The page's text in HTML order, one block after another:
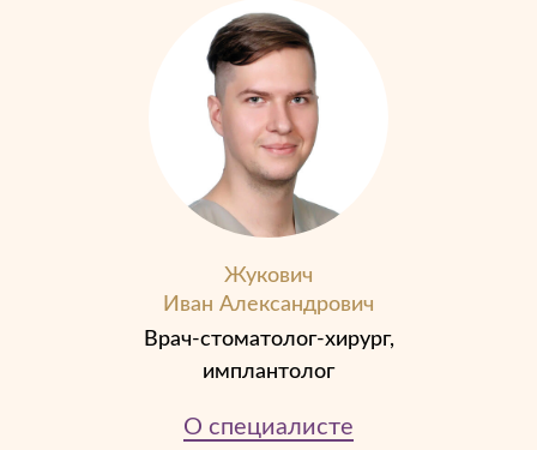
Жукович
Иван Александрович
Врач-стоматолог-хирург,
имплантолог
О специалисте